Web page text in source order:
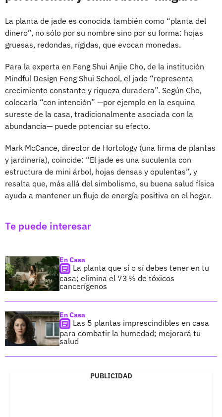
La planta de jade es conocida también como “planta del
dinero”, no sólo por su nombre sino por su forma: hojas
gruesas, redondas, rígidas, que evocan monedas.
Para la experta en Feng Shui Anjie Cho, de la institución
Mindful Design Feng Shui School, el jade “representa
crecimiento constante y riqueza duradera”. Según Cho,
colocarla “con intención” —por ejemplo en la esquina
sureste de la casa, tradicionalmente asociada con la
abundancia— puede potenciar su efecto.
Mark McCance, director de Hortology (una firma de plantas
y jardinería), coincide: “El jade es una suculenta con
estructura de mini árbol, hojas densas y opulentas”, y
resalta que, más allá del simbolismo, su buena salud física
ayuda a mantener un flujo de energía positiva en el hogar.
Te puede interesar
En Casa
La planta que sí o sí debes tener en tu
casa; elimina el 73 % de tóxicos
cancerígenos
En Casa
Las 5 plantas imprescindibles en casa
para combatir la humedad; mejorará tu
salud
PUBLICIDAD